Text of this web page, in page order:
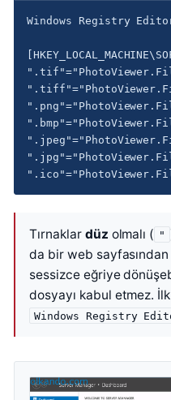
Windows Registry
Tırnaklar düz olmalı ( "
da bir web
sessizce eğriye
dosyayı kabul etmez.
Windows Registry